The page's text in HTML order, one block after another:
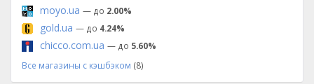
moyo.ua — до 2.00%
gold.ua — до 4.24%
chicco.com.ua — до 5.60%
Все магазины с кэшбэком (8)